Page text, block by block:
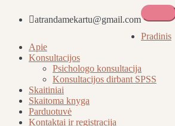
atrandamekartu@gmail.com
Atrandame kartu
Pradinis
Apie
Konsultacijos
Psichologo konsultacija
Konsultacijos dirbant SPSS
Skaitiniai
Skaitoma knyga
Parduotuvė
Kontaktai ir registracija